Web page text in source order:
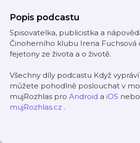
Popis podcastu
Spisovatelka, publicistka a
Činoherního klubu Irena Fuchsová
fejetony ze života a o životě.
Všechny díly podcastu Když
můžete pohodlně poslouchat v
mujRozhlas pro Android a iOS
mujRozhlas.cz .